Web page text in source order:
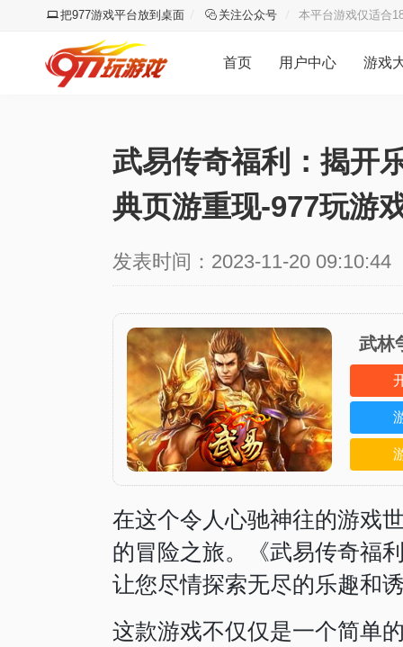
把977游戏平台放到桌面 关注公众号 本平台游戏仅适合
首页 用户中心 游戏
武易传奇福利：揭开
典页游重现-977玩游
发表时间：2023-11-20 09:10:44
武林
在这个令人心驰神往的游戏
的冒险之旅。《武易传奇福
让您尽情探索无尽的乐趣和
这款游戏不仅仅是一个简单